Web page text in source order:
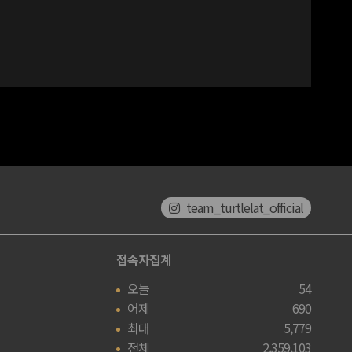
team_turtlelat_official
접속자집계
오늘
54
어제
690
최대
5,779
전체
2,359,103